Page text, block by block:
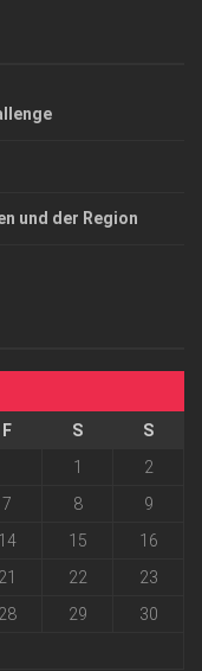
und der Region
F S
S
1
2
7 8
9
14 15
16
21 22
23
28 29
30